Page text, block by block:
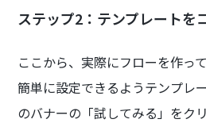
ステップ2：テンプレートを
ここから、実際にフローを作っ
簡単に設定できるようテンプレ
のバナーの「試してみる」をク